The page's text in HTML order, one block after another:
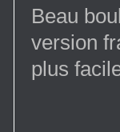
Beau
version
plus